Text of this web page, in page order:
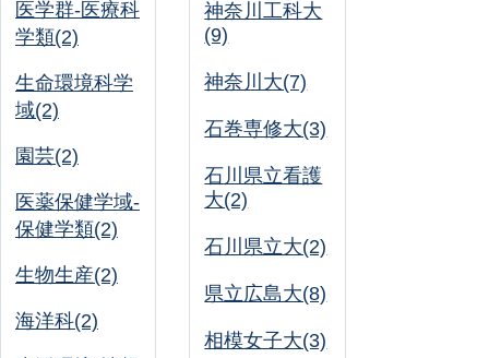
医学群-医療科
学類(2)
生命環境科学
域(2)
園芸(2)
医薬保健学域-
保健学類(2)
生物生産(2)
海洋科(2)
神奈川工科大
(9)
神奈川大(7)
石巻専修大(3)
石川県立看護
大(2)
石川県立大(2)
県立広島大(8)
相模女子大(3)